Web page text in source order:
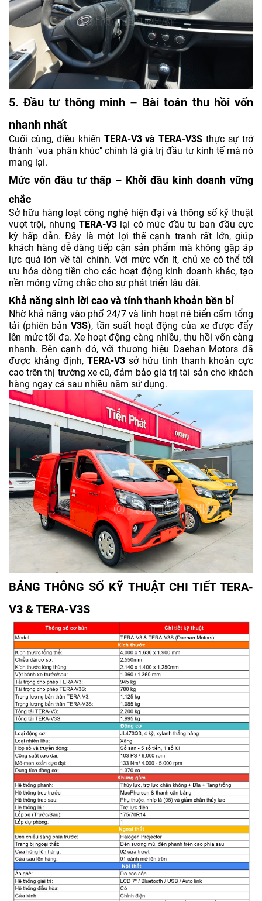
5. Đầu tư thông minh – Bài toán thu hồi vốn
nhanh nhất
Cuối cùng, điều khiến TERA-V3 và TERA-V3S thực sự trở
thành "vua phân khúc" chính là giá trị đầu tư kinh tế mà nó
mang lại.
Mức vốn đầu tư thấp – Khởi đầu kinh doanh vững
chắc
Sở hữu hàng loạt công nghệ hiện đại và thông số kỹ thuật
vượt trội, nhưngTERA-V3 lại có mức đầu tư ban đầu cực
kỳ hấp dẫn. Đây là một lợi thế cạnh tranh rất lớn, giúp
khách hàng dễ dàng tiếp cận sản phẩm mà không gặp áp
lực quá lớn về tài chính. Với mức vốn ít, chủ xe có thể tối
ưu hóa dòng tiền cho các hoạt động kinh doanh khác, tạo
nền móng vững chắc cho sự phát triển lâu dài.
Khả năng sinh lời cao và tính thanh khoản bền bỉ
Nhờ khả năng vào phố 24/7 và linh hoạt né biển cấm tổng
tải (phiên bản V3S), tần suất hoạt động của xe được đẩy
lên mức tối đa. Xe hoạt động càng nhiều, thu hồi vốn càng
nhanh. Bên cạnh đó, với thương hiệu Daehan Motors đã
được khẳng định, TERA-V3 sở hữu tính thanh khoản cực
cao trên thị trường xe cũ, đảm bảo giá trị tài sản cho khách
hàng ngay cả sau nhiều năm sử dụng.
BẢNG THÔNG SỐ KỸ THUẬT CHI TIẾT TERA-
V3 & TERA-V3S